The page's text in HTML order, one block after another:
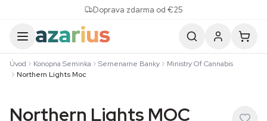
Doprava zdarma od €25
Úvod Konopna Seminka Semenarne Banky
Ministry Of Cannabis
Northern Lights Moc
Northern Lights MOC